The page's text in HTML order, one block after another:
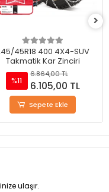
45R18 400 4X4-SUV
Takmatik Kar Zinciri
%11
6.864,00 TL
6.105,00 TL
Sepete Ekle
ulaşır.